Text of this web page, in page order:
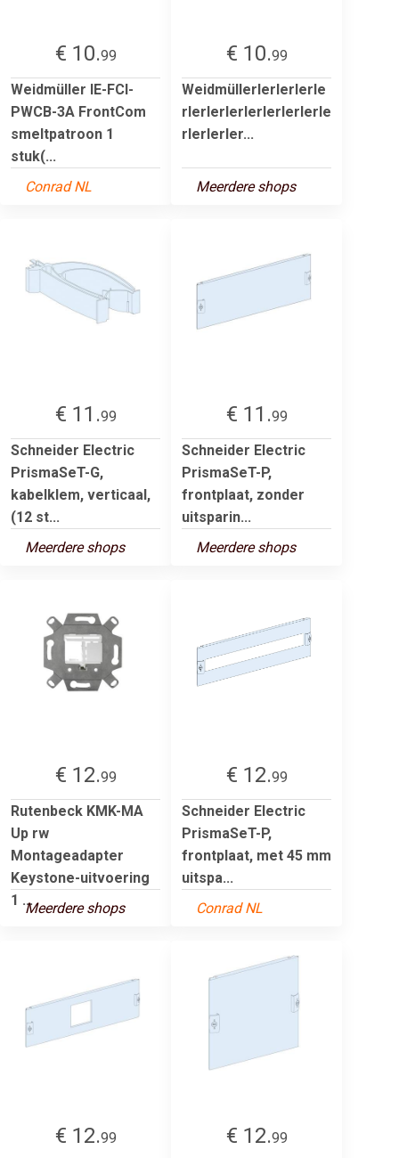
€ 10.99
Weidmüller IE-FCI-
PWCB-3A FrontCom
smeltpatroon 1
stuk(...
Conrad NL
€ 10.99
Weidmüllerlerlerlerle
rlerlerlerlerlerlerlerle
rlerlerler...
Meerdere shops
€ 11.99
Schneider Electric
PrismaSeT-G,
kabelklem, verticaal,
(12 st...
Meerdere shops
€ 11.99
Schneider Electric
PrismaSeT-P,
frontplaat, zonder
uitsparin...
Meerdere shops
€ 12.99
Rutenbeck KMK-MA
Up rw
Montageadapter
Keystone-uitvoering
1 ...Meerdere shops
€ 12.99
Schneider Electric
PrismaSeT-P,
frontplaat, met 45 mm
uitspa...
Conrad NL
€ 12.99
€ 12.99